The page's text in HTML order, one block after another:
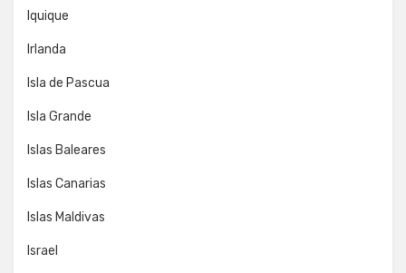
Iquique
Irlanda
Isla de Pascua
Isla Grande
Islas Baleares
Islas Canarias
Islas Maldivas
Israel